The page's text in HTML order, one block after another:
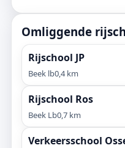
Omliggende
Rijschool JP
Beek lb0,4 km
Rijschool Ros
Beek Lb0,7 km
Verkeersschool